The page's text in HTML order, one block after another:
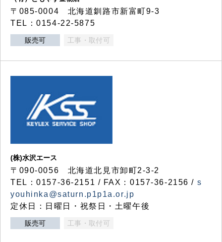
〒085-0004 北海道釧路市新富町9-3
TEL：0154-22-5875
販売可 工事・取付可
(株)水沢エース
〒090-0056 北海道北見市卸町2-3-2
TEL：0157-36-2151 / FAX：0157-36-2156 / s
youhinka@saturn.p1p1a.or.jp
定休日：日曜日・祝祭日・土曜午後
販売可 工事・取付可